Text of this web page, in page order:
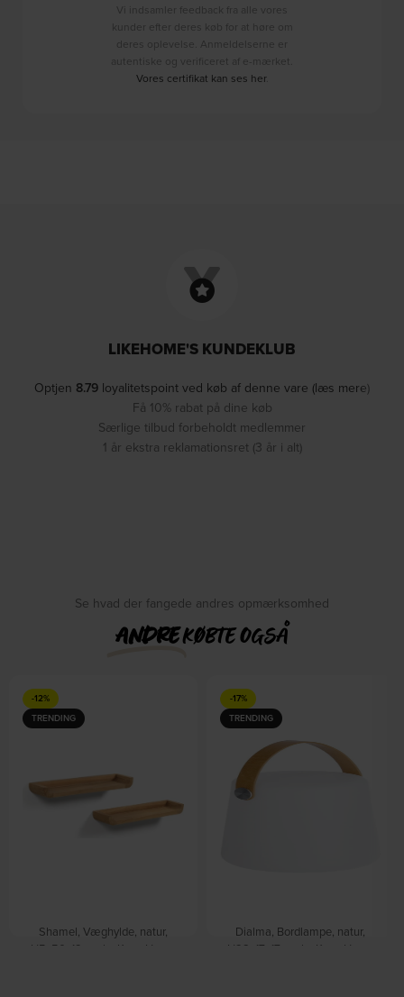
Vi indsamler feedback fra alle vores
kunder efter deres køb for at høre om
deres oplevelse. Anmeldelserne er
autentiske og verificeret af e-mærket.
Vores certifikat kan ses her.
LIKEHOME'S KUNDEKLUB
Optjen 8.79 loyalitetspoint ved køb af denne vare (læs mere)
Få 10% rabat på dine køb
Særlige tilbud forbeholdt medlemmer
1 år ekstra reklamationsret (3 år i alt)
Se hvad der fangede andres opmærksomhed
ANDREKØBTE OGSÅ
-12%
TRENDING
Shamel, Væghylde, natur,
H5x50x12 cm by Kave Home
-17%
TRENDING
Dialma, Bordlampe, natur,
H28x17x17 cm by Kave Home